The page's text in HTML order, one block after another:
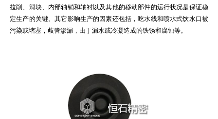
拉削、滑块、内部轴销和轴衬以及其他的移动部件的运行状况是保证稳
定生产的关键。其它影响生产的因素还包括，吃水线和喷水式饮水口被
污染或堵塞，歧管渗漏，由于漏水或冷凝造成的铁锈和腐蚀等。